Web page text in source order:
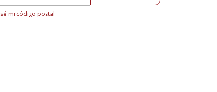
mi código postal